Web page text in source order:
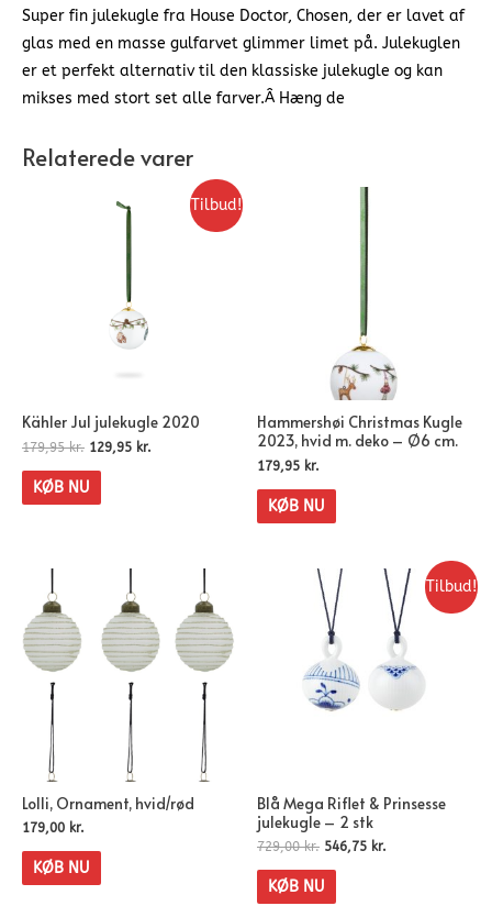
Super fin julekugle fra House Doctor, Chosen, der er lavet af
glas med en masse gulfarvet glimmer limet på. Julekuglen
er et perfekt alternativ til den klassiske julekugle og kan
mikses med stort set alle farver.Â Hæng de
Relaterede varer
Tilbud!
Kähler Jul julekugle 2020
179,95kr. 129,95 kr.
KØB NU
Hammershøi Christmas Kugle
2023, hvid m. deko – Ø6 cm.
179,95 kr.
KØB NU
Lolli, Ornament, hvid/rød
179,00 kr.
KØB NU
Tilbud!
Blå Mega Riflet & Prinsesse
julekugle – 2 stk
729,00kr. 546,75 kr.
KØB NU